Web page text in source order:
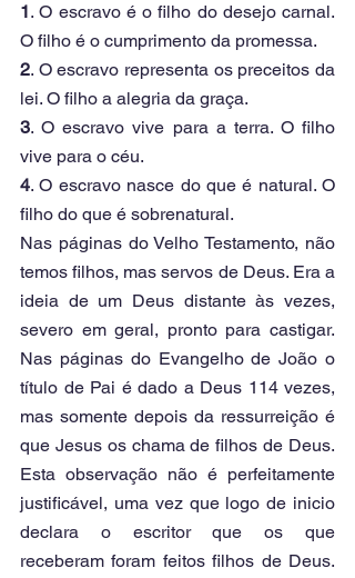
1. O escravo é o filho do desejo carnal.
O filho é o cumprimento da promessa.
2. O escravo representa os preceitos da
lei. O filho a alegria da graça.
3. O escravo vive para a terra. O filho
vive para o céu.
4. O escravo nasce do que é natural. O
filho do que é sobrenatural.
Nas páginas do Velho Testamento, não
temos filhos, mas servos de Deus. Era a
ideia de um Deus distante às vezes,
severo em geral, pronto para castigar.
Nas páginas do Evangelho de João o
título de Pai é dado a Deus 114 vezes,
mas somente depois da ressurreição é
que Jesus os chama de filhos de Deus.
Esta observação não é perfeitamente
justificável, uma vez que logo de inicio
declara o escritor que os que
receberam foram feitos filhos de Deus.